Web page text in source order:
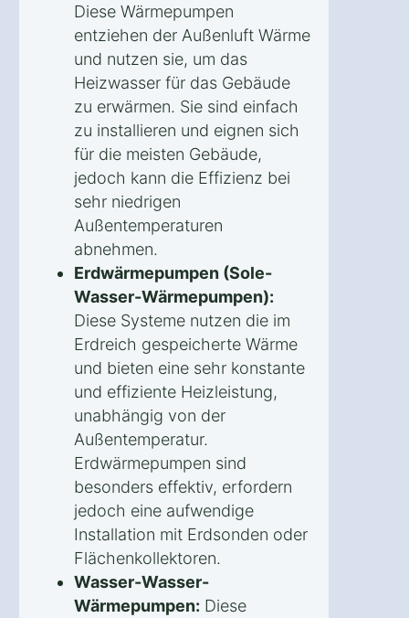
Diese Wärmepumpen
entziehen der Außenluft Wärme
und nutzen sie, um das
Heizwasser für das Gebäude
zu erwärmen. Sie sind einfach
zu installieren und eignen sich
für die meisten Gebäude,
jedoch kann die Effizienz bei
sehr niedrigen
Außentemperaturen
abnehmen.
Erdwärmepumpen (Sole-
Wasser-Wärmepumpen):
Diese Systeme nutzen die im
Erdreich gespeicherte Wärme
und bieten eine sehr konstante
und effiziente Heizleistung,
unabhängig von der
Außentemperatur.
Erdwärmepumpen sind
besonders effektiv, erfordern
jedoch eine aufwendige
Installation mit Erdsonden oder
Flächenkollektoren.
Wasser-Wasser-
Wärmepumpen: Diese